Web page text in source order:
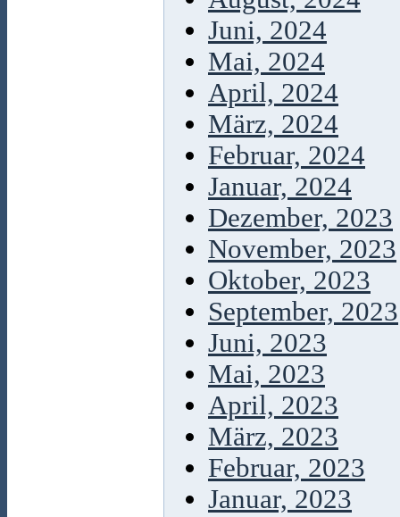
Juni, 2024
Mai, 2024
April, 2024
März, 2024
Februar, 2024
Januar, 2024
Dezember, 2023
November, 2023
Oktober, 2023
September, 2023
Juni, 2023
Mai, 2023
April, 2023
März, 2023
Februar, 2023
Januar, 2023